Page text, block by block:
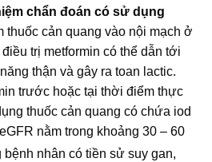
chẩn đoán có sử dụng
thuốc cản quang vào nội mạch ở
trị metformin có thể dẫn tới
thận và gây ra toan lactic.
trước hoặc tại thời điểm thực
thuốc cản quang có chứa iod
nằm trong khoảng 30 – 60
bệnh nhân có tiền sử suy gan,